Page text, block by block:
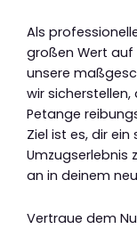
Als
großen Wert auf
unsere
wir
Petange
Ziel ist es, dir
Umzugserlebnis
an in deinem
Vertraue dem